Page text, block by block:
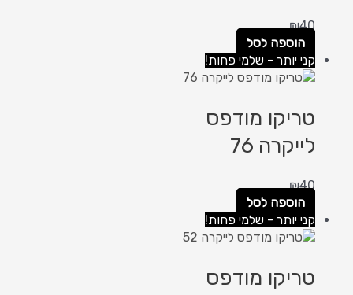
₪40
הוספה לסל
קני יותר - שלמי פחות!
טריקו מודפס
לייקרה 76
₪40
הוספה לסל
קני יותר - שלמי פחות!
טריקו מודפס